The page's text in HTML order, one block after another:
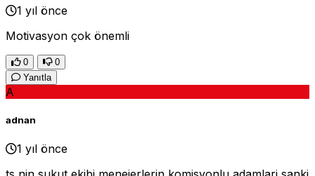
1 yıl önce
Motivasyon çok önemli
0
0
Yanıtla
A
adnan
1 yıl önce